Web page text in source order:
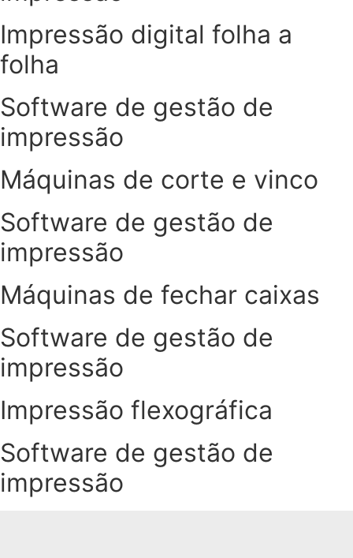
Impressão digital folha a
folha
Software de gestão de
impressão
Máquinas de corte e vinco
Software de gestão de
impressão
Máquinas de fechar caixas
Software de gestão de
impressão
Impressão flexográfica
Software de gestão de
impressão